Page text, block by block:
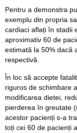
Pentru a demonstra
exemplu din propria
cardiaci aflați în stadii
aproximativ 60 de
estimată la 50% dacă
respectivă.
În loc să accepte
riguros de schimbare
modificarea dietei,
pierderea în greutate
acestor pacienți s-a
toți cei 60 de pacienți